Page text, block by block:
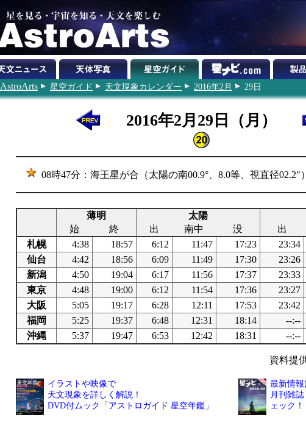
AstroArts 星空ガイド 天文現象カレンダー 2016年2月 29日
2016年2月29日（月）
08時47分：海王星が合（太陽の南00.9°、8.0等、視直径02.2″）
薄明 太陽
始
終 出 南中 没 出
札幌
4:38 18:57 6:12 11:47 17:23 23:34
仙台
4:42 18:56 6:09 11:49 17:30 23:26
新潟
4:50 19:04 6:17 11:56 17:37 23:33
東京
4:48 19:00 6:12 11:54 17:36 23:27
大阪
5:05 19:17 6:28 12:11 17:53 23:42
福岡
5:25 19:37 6:48 12:31 18:14 --:--
沖縄
5:37 19:47 6:53 12:42 18:31 --:--
資料提
イラストや映像で
天文現象を詳しく解説！
DVD付ムック「アストロガイド 星空年鑑」
最新情報
月刊雑
ェック！